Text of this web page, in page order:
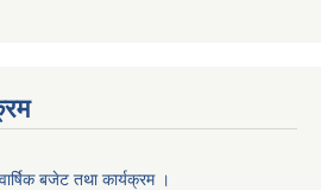
बजेट तथा कार्यक्रम ।